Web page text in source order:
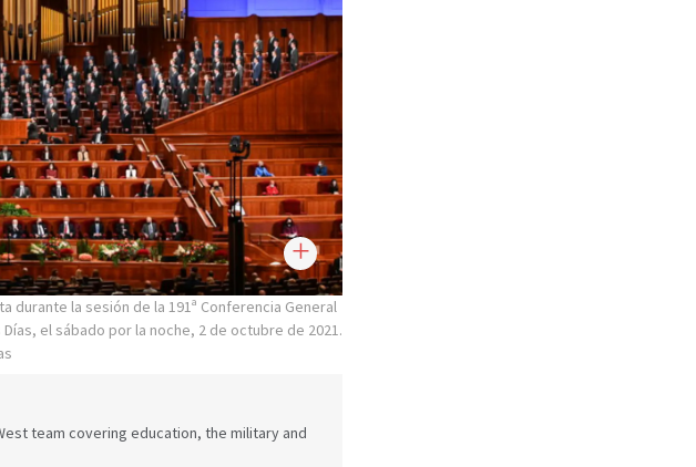
durante la sesión de la 191ª Conferencia General
el sábado por la noche, 2 de octubre de 2021.
team covering education, the military and